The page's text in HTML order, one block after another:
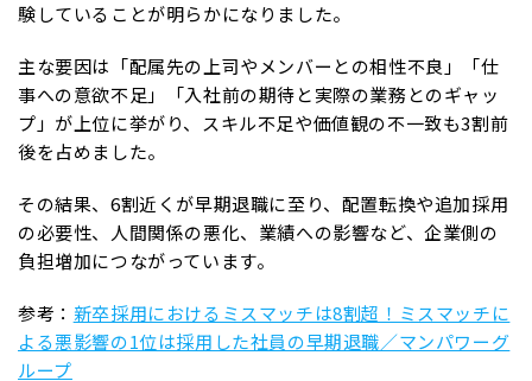
験していることが明らかになりました。
主な要因は「配属先の上司やメンバーとの相性不良」「仕
事への意欲不足」「入社前の期待と実際の業務とのギャッ
プ」が上位に挙がり、スキル不足や価値観の不一致も3割前
後を占めました。
その結果、6割近くが早期退職に至り、配置転換や追加採用
の必要性、人間関係の悪化、業績への影響など、企業側の
負担増加につながっています。
参考： 新卒採用におけるミスマッチは8割超！ミスマッチに
よる悪影響の1位は採用した社員の早期退職／マンパワーグ
ループ